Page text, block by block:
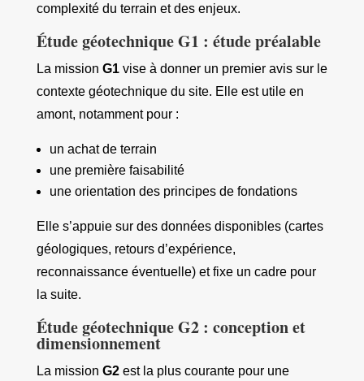
complexité du terrain et des enjeux.
Étude géotechnique G1 : étude préalable
La mission G1vise à donner un premier avis sur le
contexte géotechnique du site. Elle est utile en
amont, notamment pour :
un achat de terrain
une première faisabilité
une orientation des principes de fondations
Elle s’appuie sur des données disponibles (cartes
géologiques, retours d’expérience,
reconnaissance éventuelle) et fixe un cadre pour
la suite.
Étude géotechnique G2 : conception et
dimensionnement
La mission G2est la plus courante pour une